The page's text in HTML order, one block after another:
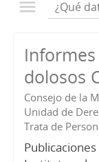
dolosos
Consejo de la
Unidad de
Trata de